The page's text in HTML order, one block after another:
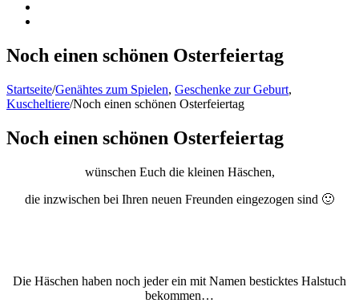
Noch einen schönen Osterfeiertag
Startseite/Genähtes zum Spielen, Geschenke zur Geburt,
Kuscheltiere/Noch einen schönen Osterfeiertag
Noch einen schönen Osterfeiertag
wünschen Euch die kleinen Häschen,
die inzwischen bei Ihren neuen Freunden eingezogen sind 🙂
Die Häschen haben noch jeder ein mit Namen besticktes Halstuch
bekommen…